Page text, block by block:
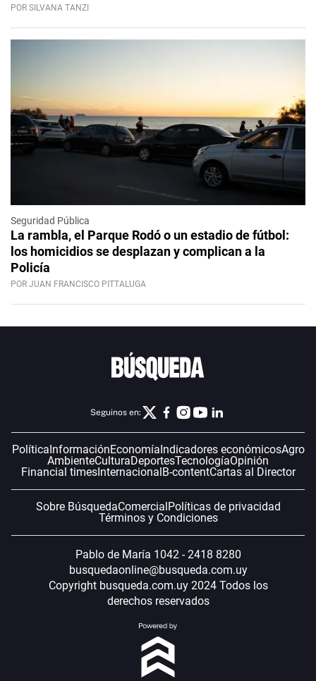
POR SILVANA TANZI
Seguridad Pública
La rambla, el Parque Rodó o un estadio de fútbol:
los homicidios se desplazan y complican a la
Policía
POR JUAN FRANCISCO PITTALUGA
Seguinos en:
PolíticaInformaciónEconomíaIndicadores económicosAgro
AmbienteCulturaDeportesTecnologíaOpinión
Financial timesInternacionalB-contentCartas al Director
Sobre BúsquedaComercialPolíticas de privacidad
Términos y Condiciones
Pablo de María 1042 - 2418 8280
busquedaonline@busqueda.com.uy
Copyright busqueda.com.uy 2024 Todos los
derechos reservados